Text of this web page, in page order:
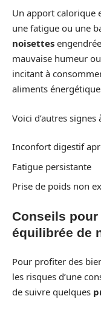
Un apport calorique
une fatigue ou une
noisettes
mauvaise humeur
incitant à
aliments
Voici d’autres signes
Inconfort digestif
Fatigue persistante
Prise de poids non
Conseils
équilibrée de
Pour profiter des
les risques d’une
de suivre quelques